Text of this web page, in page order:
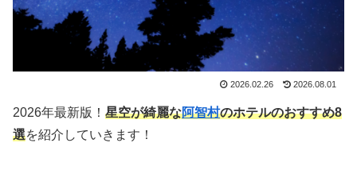
2026.02.26 2026.08.01
2026年最新版！ 星空が綺麗な阿智村のホテルのおすすめ8
選を紹介していきます！